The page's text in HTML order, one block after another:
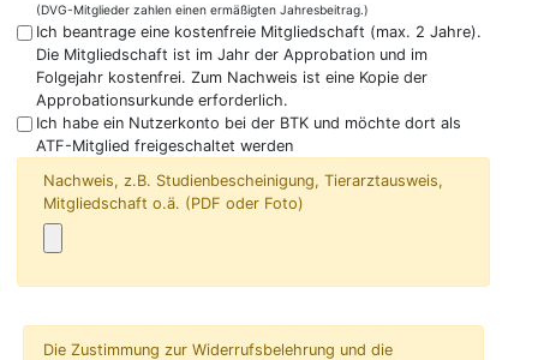
(DVG-Mitglieder zahlen einen ermäßigten Jahresbeitrag.)
Ich beantrage eine kostenfreie Mitgliedschaft (max. 2 Jahre).
Die Mitgliedschaft ist im Jahr der Approbation und im
Folgejahr kostenfrei. Zum Nachweis ist eine Kopie der
Approbationsurkunde erforderlich.
Ich habe ein Nutzerkonto bei der BTK und möchte dort als
ATF-Mitglied freigeschaltet werden
Nachweis, z.B. Studienbescheinigung, Tierarztausweis,
Mitgliedschaft o.ä. (PDF oder Foto)
Die Zustimmung zur Widerrufsbelehrung und die